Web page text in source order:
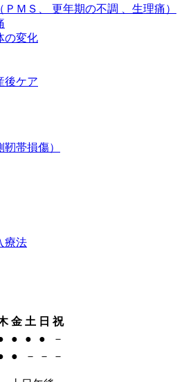
ＭＳ、 更年期の不調 、生理痛）
の変化
後ケア
帯損傷）
療法
金 土 日 祝
● ● ●
－
● － － －